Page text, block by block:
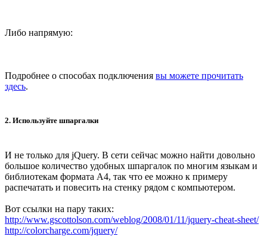
Либо напрямую:
Подробнее о способах подключения вы можете прочитать
здесь.
2. Используйте шпаргалки
И не только для jQuery. В сети сейчас можно найти довольно
большое количество удобных шпаргалок по многим языкам и
библиотекам формата А4, так что ее можно к примеру
распечатать и повесить на стенку рядом с компьютером.
Вот ссылки на пару таких:
http://www.gscottolson.com/weblog/2008/01/11/jquery-cheat-sheet/
http://colorcharge.com/jquery/